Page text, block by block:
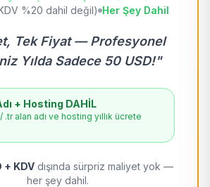
%20 dahil değil) Her Şey Dahil
Tek Fiyat — Profesyonel
Yılda Sadece 50 USD!"
+ Hosting DAHİL
.tr alan adı ve hosting yıllık ücrete
+ KDV dışında sürpriz maliyet yok —
her şey dahil.